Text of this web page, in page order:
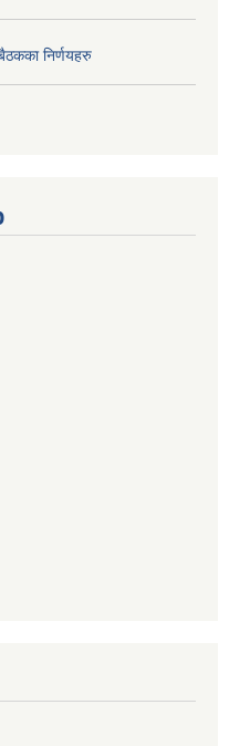
बैठकका निर्णयहरु